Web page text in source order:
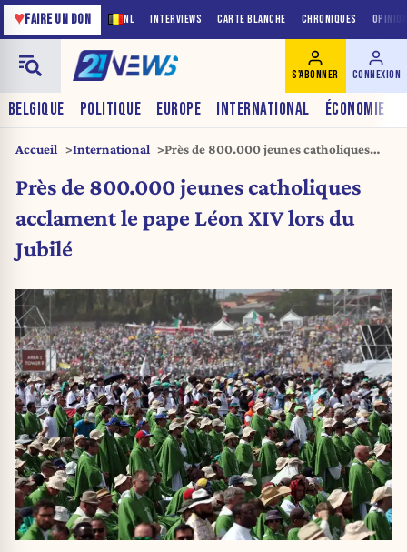
NL INTERVIEWS CARTE BLANCHE CHRONIQUES
♥FAIRE UN DON
BELGIQUE POLITIQUE EUROPE INTERNATIONAL ÉCONOMIE
S'ABONNER CONNEXION
Accueil International
Près de 800.000 jeunes catholiques
Jubilé
Près de 800.000 jeunes catholiques
acclament le pape Léon XIV lors du
Jubilé